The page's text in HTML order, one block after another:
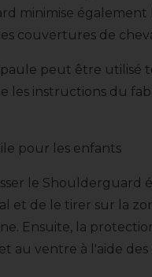
minimise également
couvertures de
peut être utilisé
les instructions du
pour les enfants
le Shoulderguard
et de le tirer sur la
Ensuite, la
au ventre à l'aide des